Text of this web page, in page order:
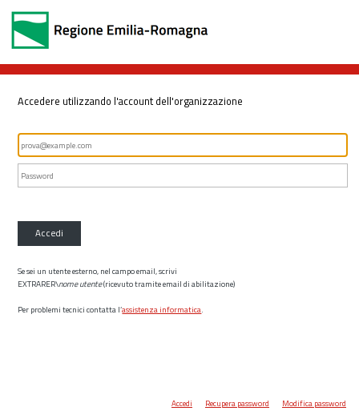
Accedere utilizzando l'account dell'organizzazione
Accedi
Se sei un utente esterno, nel campo email, scrivi
EXTRARER\nome utente(ricevuto tramite email di abilitazione)
Per problemi tecnici contatta l’assistenza informatica.
Accedi Recupera password Modifica password